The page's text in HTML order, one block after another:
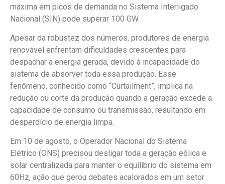
máxima em picos de demanda no Sistema Interligado
Nacional (SIN) pode superar 100 GW.
Apesar da robustez dos números, produtores de energia
renovável enfrentam dificuldades crescentes para
despachar a energia gerada, devido à incapacidade do
sistema de absorver toda essa produção. Esse
fenômeno, conhecido como “Curtailment”, implica na
redução ou corte da produção quando a geração excede a
capacidade de consumo ou transmissão, resultando em
desperdício de energia limpa.
Em 10 de agosto, o Operador Nacional do Sistema
Elétrico (ONS) precisou desligar toda a geração eólica e
solar centralizada para manter o equilíbrio do sistema em
60Hz, ação que gerou debates acalorados em um setor